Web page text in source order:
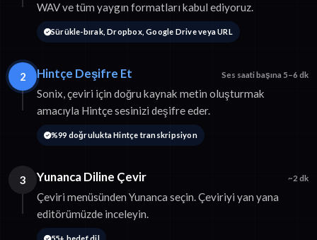
WAV ve tüm yaygın formatları kabul ediyoruz.
Sürükle-bırak, Dropbox, Google Drive veya URL
2 Hintçe Deşifre Et Ses saati başına 5–6 dk
Sonix, çeviri için doğru kaynak metin oluşturmak
amacıyla Hintçe sesinizi deşifre eder.
%99 doğrulukta Hintçe transkripsiyon
3 Yunanca Diline Çevir ~2 dk
Çeviri menüsünden Yunanca seçin. Çeviriyi yan yana
editörümüzde inceleyin.
55+ hedef dil